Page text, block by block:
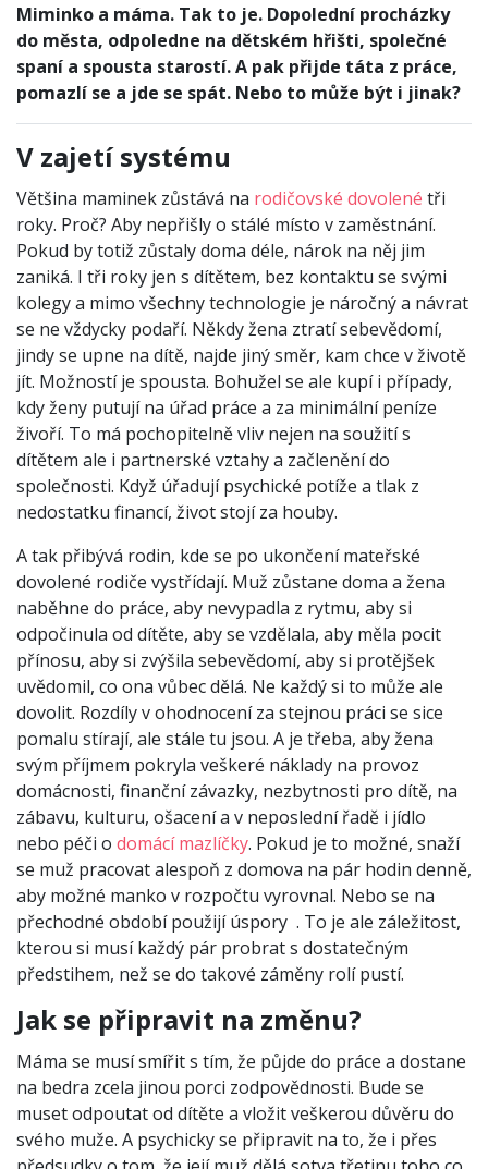
Miminko a máma. Tak to je. Dopolední procházky
do města, odpoledne na dětském hřišti, společné
spaní a spousta starostí. A pak přijde táta z práce,
pomazlí se a jde se spát. Nebo to může být i jinak?
V zajetí systému
Většina maminek zůstává na rodičovské dovolené tři
roky. Proč? Aby nepřišly o stálé místo v zaměstnání.
Pokud by totiž zůstaly doma déle, nárok na něj jim
zaniká. I tři roky jen s dítětem, bez kontaktu se svými
kolegy a mimo všechny technologie je náročný a návrat
se ne vždycky podaří. Někdy žena ztratí sebevědomí,
jindy se upne na dítě, najde jiný směr, kam chce v životě
jít. Možností je spousta. Bohužel se ale kupí i případy,
kdy ženy putují na úřad práce a za minimální peníze
živoří. To má pochopitelně vliv nejen na soužití s
dítětem ale i partnerské vztahy a začlenění do
společnosti. Když úřadují psychické potíže a tlak z
nedostatku financí, život stojí za houby.
A tak přibývá rodin, kde se po ukončení mateřské
dovolené rodiče vystřídají. Muž zůstane doma a žena
naběhne do práce, aby nevypadla z rytmu, aby si
odpočinula od dítěte, aby se vzdělala, aby měla pocit
přínosu, aby si zvýšila sebevědomí, aby si protějšek
uvědomil, co ona vůbec dělá. Ne každý si to může ale
dovolit. Rozdíly v ohodnocení za stejnou práci se sice
pomalu stírají, ale stále tu jsou. A je třeba, aby žena
svým příjmem pokryla veškeré náklady na provoz
domácnosti, finanční závazky, nezbytnosti pro dítě, na
zábavu, kulturu, ošacení a v neposlední řadě i jídlo
nebo péči o domácí mazlíčky. Pokud je to možné, snaží
se muž pracovat alespoň z domova na pár hodin denně,
aby možné manko v rozpočtu vyrovnal. Nebo se na
přechodné období použijí úspory . To je ale záležitost,
kterou si musí každý pár probrat s dostatečným
předstihem, než se do takové záměny rolí pustí.
Jak se připravit na změnu?
Máma se musí smířit s tím, že půjde do práce a dostane
na bedra zcela jinou porci zodpovědnosti. Bude se
muset odpoutat od dítěte a vložit veškerou důvěru do
svého muže. A psychicky se připravit na to, že i přes